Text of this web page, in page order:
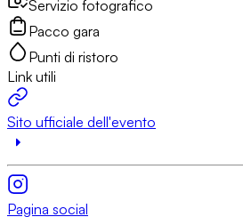
Servizio fotografico
Pacco gara
Punti di ristoro
Link utili
Sito ufficiale dell'evento
Pagina social